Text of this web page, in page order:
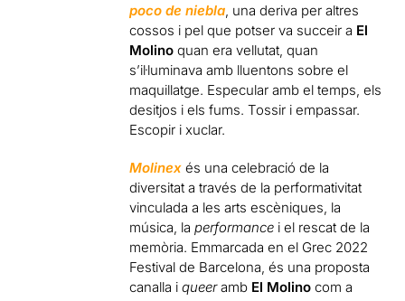
poco de niebla, una deriva per altres
cossos i pel que potser va succeir a El
Molino quan era vellutat, quan
s’il·luminava amb lluentons sobre el
maquillatge. Especular amb el temps, els
desitjos i els fums. Tossir i empassar.
Escopir i xuclar.
Molinex és una celebració de la
diversitat a través de la performativitat
vinculada a les arts escèniques, la
música, laperformance i el rescat de la
memòria. Emmarcada en el Grec 2022
Festival de Barcelona, és una proposta
canalla iqueeramb El Molino com a